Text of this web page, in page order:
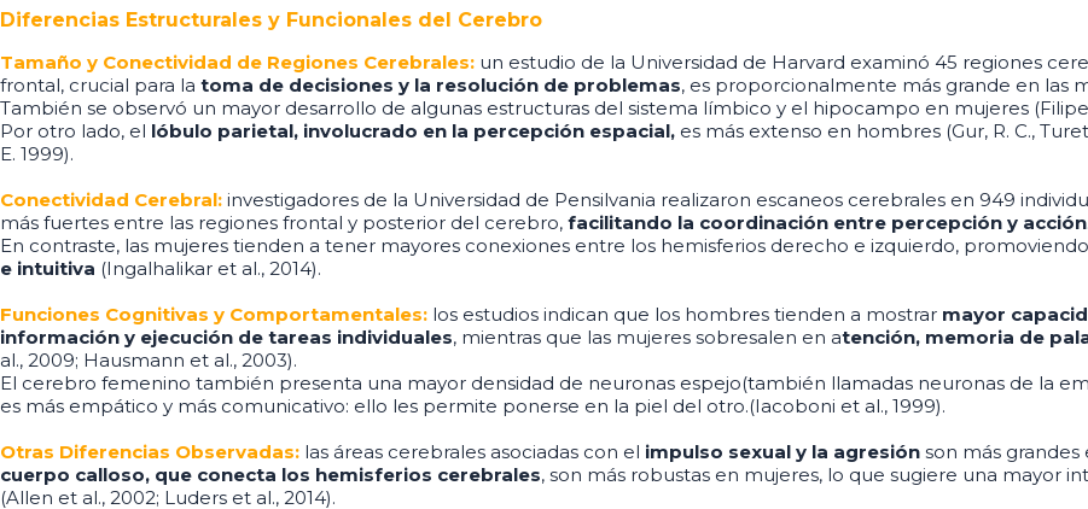
Diferencias Estructurales y Funcionales del Cerebro
Tamaño y Conectividad de Regiones Cerebrales: un estudio de la Universidad de Harvard examinó 45 regiones
frontal, crucial para la toma de decisiones y la resolución de problemas, es proporcionalmente más grande en las
También se observó un mayor desarrollo de algunas estructuras del sistema límbico y el hipocampo en mujeres
Por otro lado, el lóbulo parietal, involucrado en la percepción espacial, es más extenso en hombres (Gur, R. C.,
E. 1999).
Conectividad Cerebral: investigadores de la Universidad de Pensilvania realizaron escaneos cerebrales en 949
más fuertes entre las regiones frontal y posterior del cerebro, facilitando la coordinación entre percepción y acción
En contraste, las mujeres tienden a tener mayores conexiones entre los hemisferios derecho e izquierdo,
e intuitiva (Ingalhalikar et al., 2014).
Funciones Cognitivas y Comportamentales: los estudios indican que los hombres tienden a mostrar mayor
información y ejecución de tareas individuales, mientras que las mujeres sobresalen en atención, memoria de
al., 2009; Hausmann et al., 2003).
El cerebro femenino también presenta una mayor densidad de neuronas espejo(también llamadas neuronas de la
es más empático y más comunicativo: ello les permite ponerse en la piel del otro.(Iacoboni et al., 1999).
Otras Diferencias Observadas: las áreas cerebrales asociadas con el impulso sexual y la agresión son más
cuerpo calloso, que conecta los hemisferios cerebrales, son más robustas en mujeres, lo que sugiere una mayor
(Allen et al., 2002; Luders et al., 2014).